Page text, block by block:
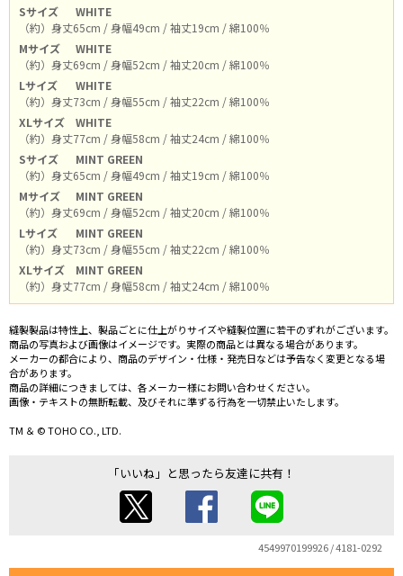
Sサイズ
WHITE
（約）身丈65cm / 身幅49cm / 袖丈19cm / 綿100％
Mサイズ
WHITE
（約）身丈69cm / 身幅52cm / 袖丈20cm / 綿100％
Lサイズ
WHITE
（約）身丈73cm / 身幅55cm / 袖丈22cm / 綿100％
XLサイズ
WHITE
（約）身丈77cm / 身幅58cm / 袖丈24cm / 綿100％
Sサイズ
MINT GREEN
（約）身丈65cm / 身幅49cm / 袖丈19cm / 綿100％
Mサイズ
MINT GREEN
（約）身丈69cm / 身幅52cm / 袖丈20cm / 綿100％
Lサイズ
MINT GREEN
（約）身丈73cm / 身幅55cm / 袖丈22cm / 綿100％
XLサイズ
MINT GREEN
（約）身丈77cm / 身幅58cm / 袖丈24cm / 綿100％
縫製製品は特性上、製品ごとに仕上がりサイズや縫製位置に若干のずれがございます。
商品の写真および画像はイメージです。実際の商品とは異なる場合があります。
メーカーの都合により、商品のデザイン・仕様・発売日などは予告なく変更となる場
合があります。
商品の詳細につきましては、各メーカー様にお問い合わせください。
画像・テキストの無断転載、及びそれに準ずる行為を一切禁止いたします。
TM ＆ © TOHO CO., LTD.
「いいね」と思ったら友達に共有！
4549970199926 / 4181-0292